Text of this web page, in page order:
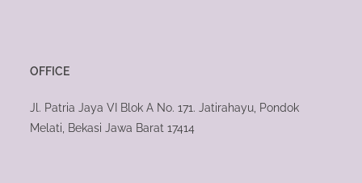
OFFICE
Jl. Patria Jaya VI Blok A No. 171. Jatirahayu, Pondok
Melati, Bekasi Jawa Barat 17414